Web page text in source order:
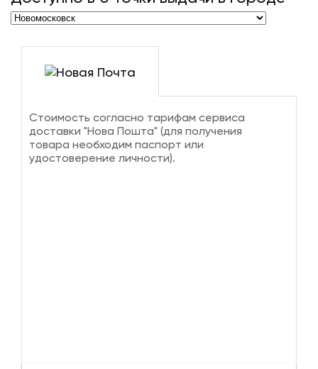
Стоимость согласно тарифам сервиса
доставки "Нова Пошта" (для получения
товара необходим паспорт или
удостоверение личности).